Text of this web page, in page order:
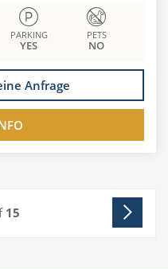
PARKING
YES
PETS
NO
Anfrage
15